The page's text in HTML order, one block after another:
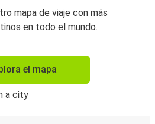
mapa de viaje con más
en todo el mundo.
el mapa